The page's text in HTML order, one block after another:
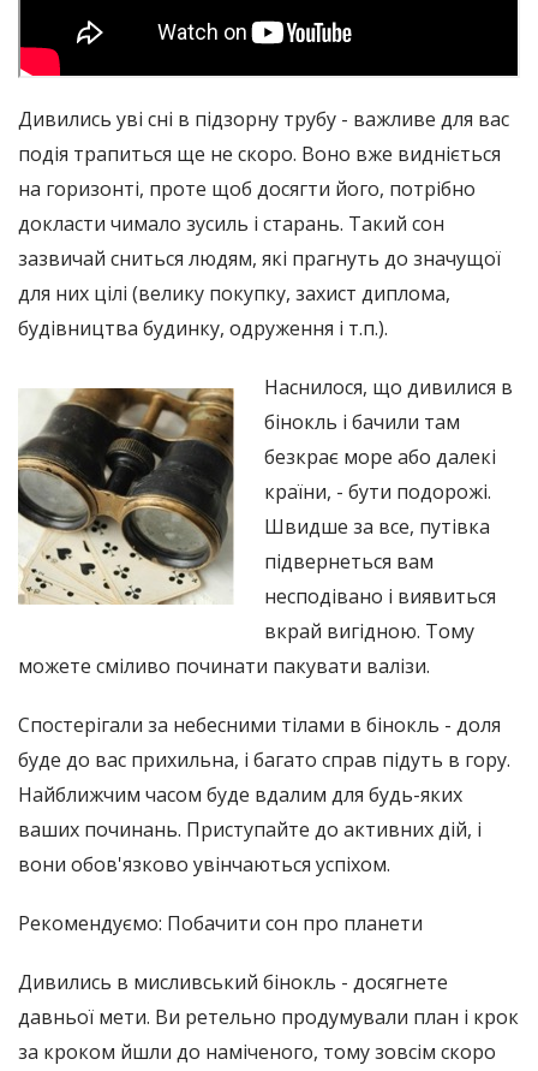
Дивились уві сні в підзорну трубу - важливе для вас
подія трапиться ще не скоро. Воно вже видніється
на горизонті, проте щоб досягти його, потрібно
докласти чимало зусиль і старань. Такий сон
зазвичай сниться людям, які прагнуть до значущої
для них цілі (велику покупку, захист диплома,
будівництва будинку, одруження і т.п.).
Наснилося, що дивилися в
бінокль і бачили там
безкрає море або далекі
країни, - бути подорожі.
Швидше за все, путівка
підвернеться вам
несподівано і виявиться
вкрай вигідною. Тому
можете сміливо починати пакувати валізи.
Спостерігали за небесними тілами в бінокль - доля
буде до вас прихильна, і багато справ підуть в гору.
Найближчим часом буде вдалим для будь-яких
ваших починань. Приступайте до активних дій, і
вони обов'язково увінчаються успіхом.
Рекомендуємо: Побачити сон про планети
Дивились в мисливський бінокль - досягнете
давньої мети. Ви ретельно продумували план і крок
за кроком йшли до наміченого, тому зовсім скоро